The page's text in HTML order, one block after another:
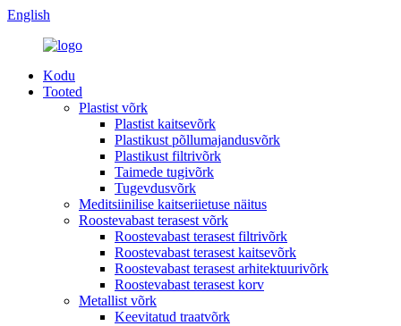
English
Kodu
Tooted
Plastist võrk
Plastist kaitsevõrk
Plastikust põllumajandusvõrk
Plastikust filtrivõrk
Taimede tugivõrk
Tugevdusvõrk
Meditsiinilise kaitseriietuse näitus
Roostevabast terasest võrk
Roostevabast terasest filtrivõrk
Roostevabast terasest kaitsevõrk
Roostevabast terasest arhitektuurivõrk
Roostevabast terasest korv
Metallist võrk
Keevitatud traatvõrk